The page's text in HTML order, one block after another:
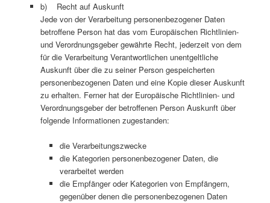
b) Recht auf Auskunft
Jede von der Verarbeitung personenbezogener Daten
betroffene Person hat das vom Europäischen Richtlinien-
und Verordnungsgeber gewährte Recht, jederzeit von dem
für die Verarbeitung Verantwortlichen unentgeltliche
Auskunft über die zu seiner Person gespeicherten
personenbezogenen Daten und eine Kopie dieser Auskunft
zu erhalten. Ferner hat der Europäische Richtlinien- und
Verordnungsgeber der betroffenen Person Auskunft über
folgende Informationen zugestanden:
die Verarbeitungszwecke
die Kategorien personenbezogener Daten, die
verarbeitet werden
die Empfänger oder Kategorien von Empfängern,
gegenüber denen die personenbezogenen Daten